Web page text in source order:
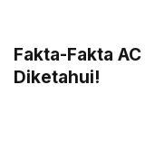
Fakta-Fakta
Diketahui!